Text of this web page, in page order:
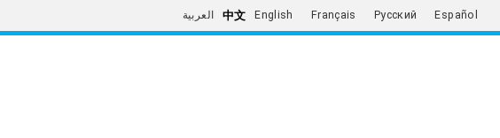
العربية 中文 English Français Русский Español